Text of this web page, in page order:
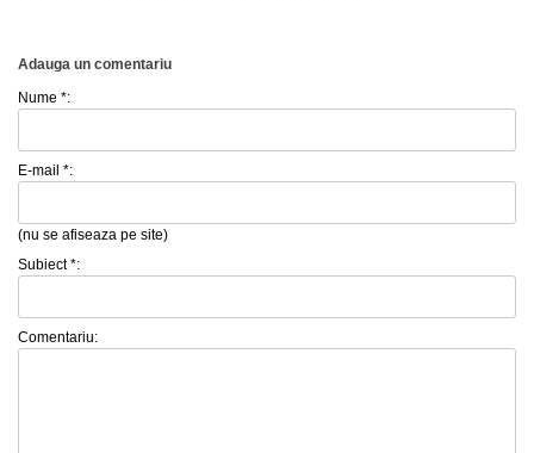
Adauga un comentariu
Nume *:
E-mail *:
(nu se afiseaza pe site)
Subiect *:
Comentariu: